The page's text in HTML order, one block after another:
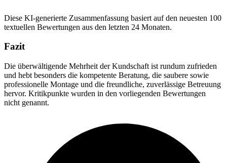
Diese KI-generierte Zusammenfassung basiert auf den neuesten 100
textuellen Bewertungen aus den letzten 24 Monaten.
Fazit
Die überwältigende Mehrheit der Kundschaft ist rundum zufrieden
und hebt besonders die kompetente Beratung, die saubere sowie
professionelle Montage und die freundliche, zuverlässige Betreuung
hervor. Kritikpunkte wurden in den vorliegenden Bewertungen
nicht genannt.